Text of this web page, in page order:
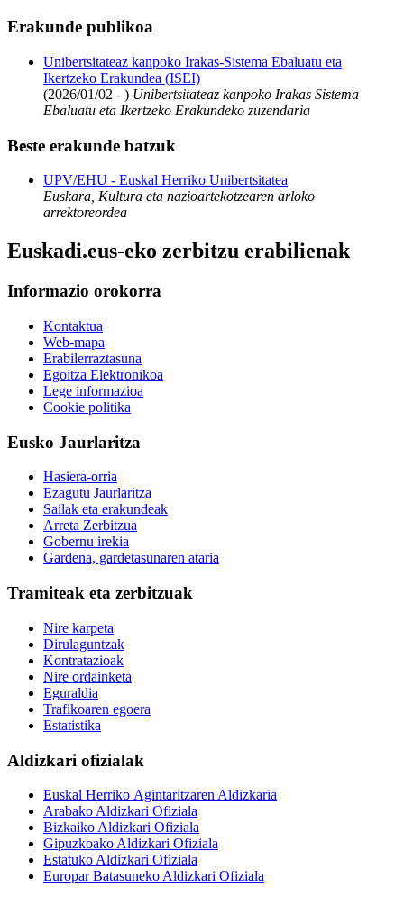
Erakunde publikoa
Unibertsitateaz kanpoko Irakas-Sistema Ebaluatu eta
Ikertzeko Erakundea (ISEI)
(2026/01/02 - ) Unibertsitateaz kanpoko Irakas Sistema
Ebaluatu eta Ikertzeko Erakundeko zuzendaria
Beste erakunde batzuk
UPV/EHU - Euskal Herriko Unibertsitatea
Euskara, Kultura eta nazioartekotzearen arloko
arrektoreordea
Euskadi.eus-eko zerbitzu erabilienak
Informazio orokorra
Kontaktua
Web-mapa
Erabilerraztasuna
Egoitza Elektronikoa
Lege informazioa
Cookie politika
Eusko Jaurlaritza
Hasiera-orria
Ezagutu Jaurlaritza
Sailak eta erakundeak
Arreta Zerbitzua
Gobernu irekia
Gardena, gardetasunaren ataria
Tramiteak eta zerbitzuak
Nire karpeta
Dirulaguntzak
Kontratazioak
Nire ordainketa
Eguraldia
Trafikoaren egoera
Estatistika
Aldizkari ofizialak
Euskal Herriko Agintaritzaren Aldizkaria
Arabako Aldizkari Ofiziala
Bizkaiko Aldizkari Ofiziala
Gipuzkoako Aldizkari Ofiziala
Estatuko Aldizkari Ofiziala
Europar Batasuneko Aldizkari Ofiziala